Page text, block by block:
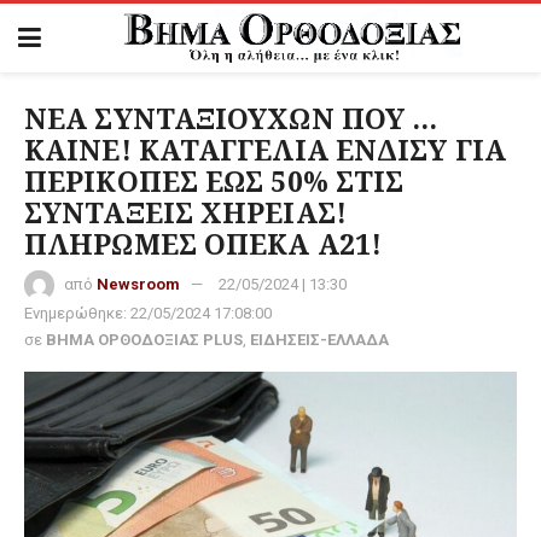
ΝΕΑ ΣΥΝΤΑΞΙΟΥΧΩΝ ΠΟΥ …
ΚΑΙΝΕ! ΚΑΤΑΓΓΕΛΙΑ ΕΝΔΙΣΥ ΓΙΑ
ΠΕΡΙΚΟΠΕΣ ΕΩΣ 50% ΣΤΙΣ
ΣΥΝΤΑΞΕΙΣ ΧΗΡΕΙΑΣ!
ΠΛΗΡΩΜΕΣ ΟΠΕΚΑ Α21!
από Newsroom
22/05/2024 | 13:30
Ενημερώθηκε: 22/05/2024 17:08:00
σε ΒΗΜΑ ΟΡΘΟΔΟΞΙΑΣ PLUS, ΕΙΔΗΣΕΙΣ-ΕΛΛΑΔΑ